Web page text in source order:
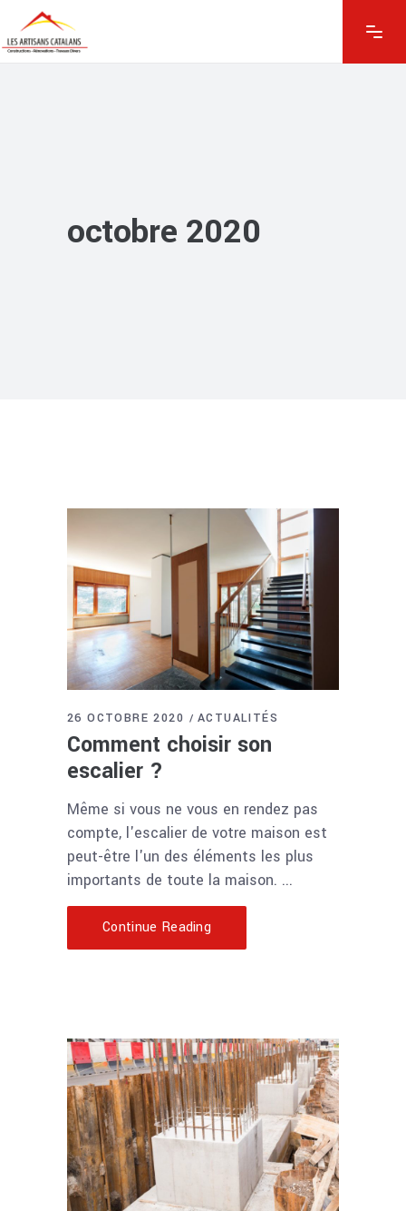
octobre 2020
26 OCTOBRE 2020 ACTUALITÉS
Comment choisir son
escalier ?
Même si vous ne vous en rendez pas
compte, l'escalier de votre maison est
peut-être l'un des éléments les plus
importants de toute la maison.
Continue Reading